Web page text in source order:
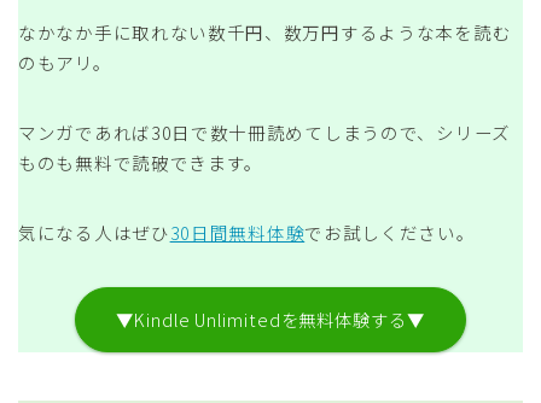
なかなか手に取れない数千円、数万円するような本を読む
のもアリ。
マンガであれば30日で数十冊読めてしまうので、シリーズ
ものも無料で読破できます。
気になる人はぜひ30日間無料体験でお試しください。
▼Kindle Unlimitedを無料体験する▼